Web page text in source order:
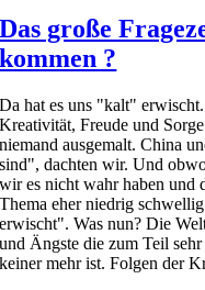
Das große
kommen ?
Da hat es uns "kalt"
Kreativität, Freude und
niemand ausgemalt. China
sind", dachten wir. Und
wir es nicht wahr haben und
Thema eher niedrig
erwischt". Was nun? Die
und Ängste die zum Teil
keiner mehr ist. Folgen der